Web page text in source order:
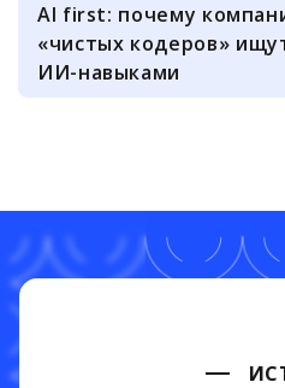
AI first: почему
«чистых кодеров»
ИИ-навыками